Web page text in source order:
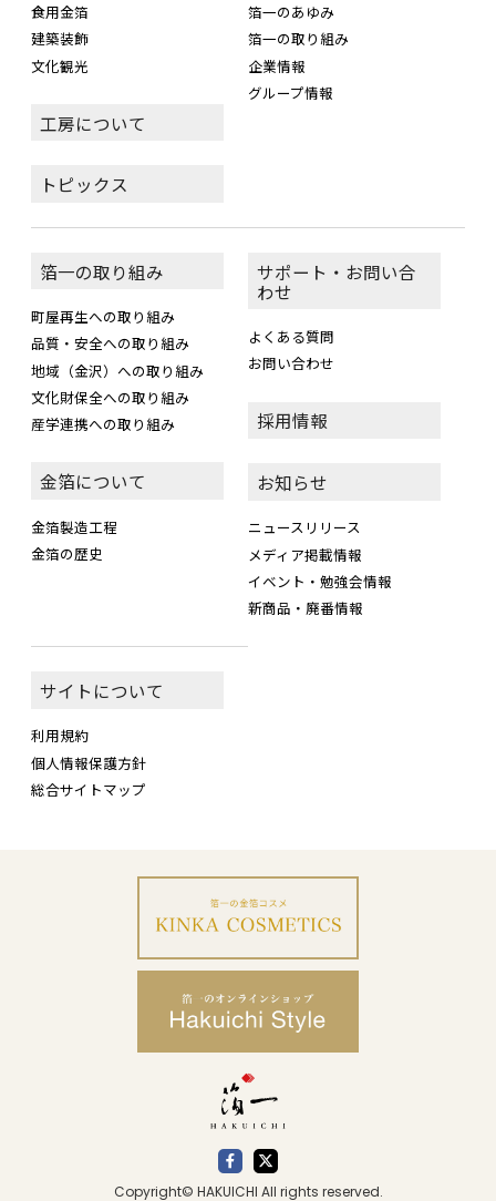
食用金箔
建築装飾
文化観光
工房について
トピックス
箔一のあゆみ
箔一の取り組み
企業情報
グループ情報
箔一の取り組み
町屋再生への取り組み
品質・安全への取り組み
地域（金沢）への取り組み
文化財保全への取り組み
産学連携への取り組み
金箔について
金箔製造工程
金箔の歴史
サポート・お問い合
わせ
よくある質問
お問い合わせ
採用情報
お知らせ
ニュースリリース
メディア掲載情報
イベント・勉強会情報
新商品・廃番情報
サイトについて
利用規約
個人情報保護方針
総合サイトマップ
Copyright© HAKUICHI All rights reserved.